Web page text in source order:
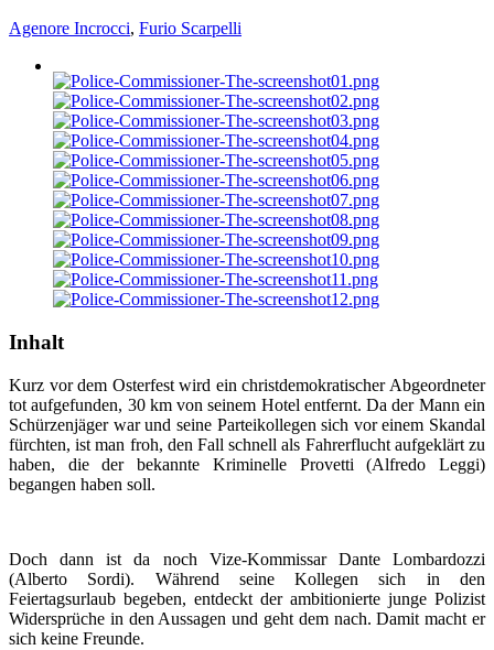
Agenore Incrocci, Furio Scarpelli
Inhalt
Kurz vor dem Osterfest wird ein christdemokratischer Abgeordneter
tot aufgefunden, 30 km von seinem Hotel entfernt. Da der Mann ein
Schürzenjäger war und seine Parteikollegen sich vor einem Skandal
fürchten, ist man froh, den Fall schnell als Fahrerflucht aufgeklärt zu
haben, die der bekannte Kriminelle Provetti (Alfredo Leggi)
begangen haben soll.
Doch dann ist da noch Vize-Kommissar Dante Lombardozzi
(Alberto Sordi). Während seine Kollegen sich in den
Feiertagsurlaub begeben, entdeckt der ambitionierte junge Polizist
Widersprüche in den Aussagen und geht dem nach. Damit macht er
sich keine Freunde.